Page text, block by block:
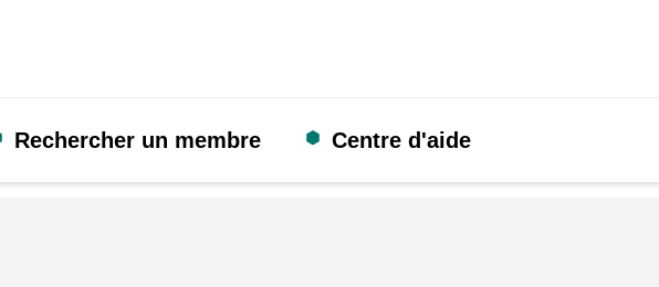
Rechercher un membre Centre d'aide